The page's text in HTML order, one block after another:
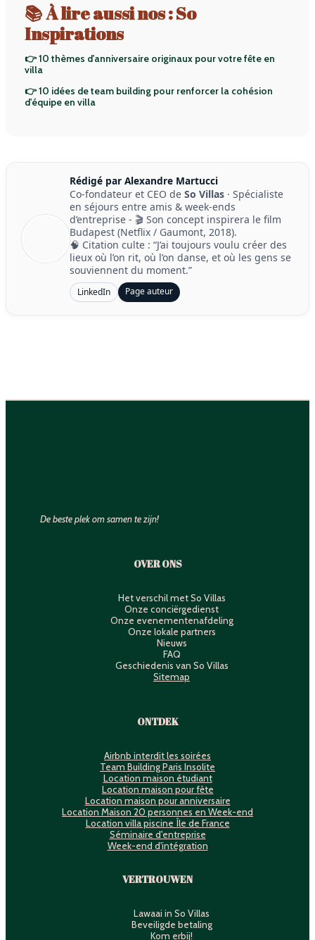
📚 À lire aussi nos : So
Inspirations
👉 10 thèmes d'anniversaire originaux pour votre fête en
villa
👉 10 idées de team building pour renforcer la cohésion
d'équipe en villa
Rédigé par Alexandre Martucci
Co-fondateur et CEO de So Villas · Spécialiste
en séjours entre amis & week-ends
d’entreprise - 🎬 Son concept inspirera le film
Budapest (Netflix / Gaumont, 2018).
🧠 Citation culte : “J’ai toujours voulu créer des
lieux où l’on rit, où l’on danse, et où les gens se
souviennent du moment.”
LinkedIn Page auteur
De beste plek om samen te zijn!
OVER ONS
Het verschil met So Villas
Onze conciërgedienst
Onze evenementenafdeling
Onze lokale partners
Nieuws
FAQ
Geschiedenis van So Villas
Sitemap
ONTDEK
Airbnb interdit les soirées
Team Building Paris Insolite
Location maison étudiant
Location maison pour fête
Location maison pour anniversaire
Location Maison 20 personnes en Week-end
Location villa piscine Île de France
Séminaire d'entreprise
Week-end d'intégration
VERTROUWEN
Lawaai in So Villas
Beveiligde betaling
Kom erbij!